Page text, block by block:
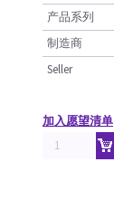
产品系列
制造商
Seller
加入愿望清单